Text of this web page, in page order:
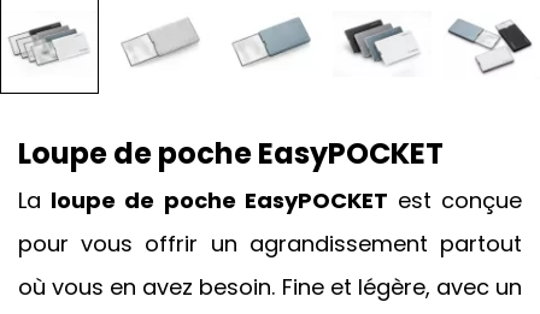
Loupe de poche EasyPOCKET
La loupe de poche EasyPOCKET est conçue
pour vous offrir un agrandissement partout
où vous en avez besoin. Fine et légère, avec un